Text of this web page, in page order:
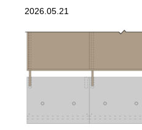
2026.05.21